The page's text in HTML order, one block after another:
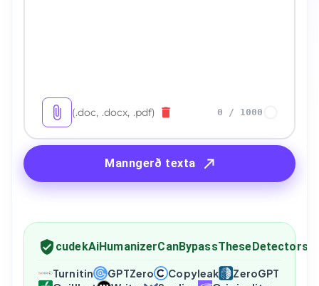
(.doc, .docx, .pdf) 0 / 1000
Manngerð texta
cudekAiHumanizerCanBypassTheseDetectors
Turnitin GPTZero Copyleak
ZeroGPT